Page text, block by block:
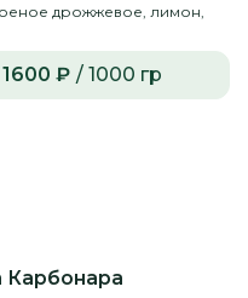
дрожжевое, лимон,
1600 ₽ / 1000 гр
Карбонара